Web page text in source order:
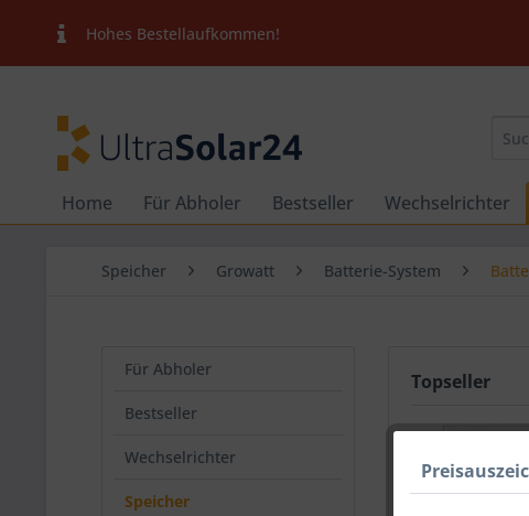
Hohes Bestellaufkommen!
Home Für Abholer Bestseller Wechselrichter
Speicher Growatt Batterie-System
Für Abholer
Bestseller
Wechselrichter
Speicher
Topseller